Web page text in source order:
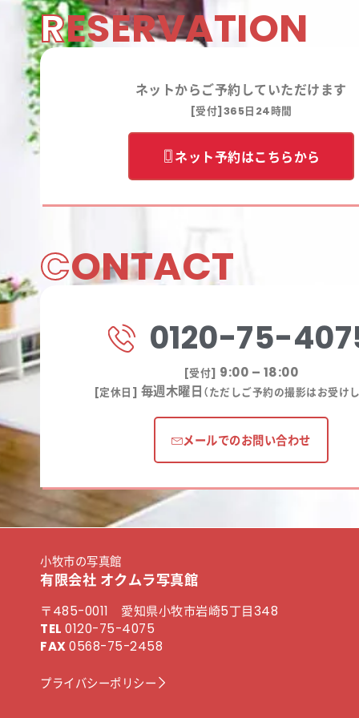
RESERVATION
ネットからご予約していただけます
[受付]365日24時間
ネット予約はこちらから
CONTACT
0120-75-
[受付] 9:00 – 18:00
[定休日] 毎週木曜日 （ただしご予約の撮影はお受け
メールでのお問い合わせ
小牧市の写真館
有限会社 オクムラ写真館
〒485-0011 愛知県小牧市岩崎5丁目348
TEL 0120-75-4075
FAX0568-75-2458
プライバシーポリシー